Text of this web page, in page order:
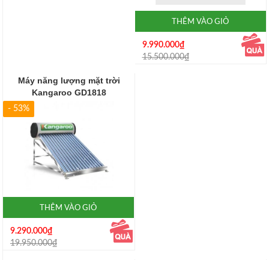
THÊM VÀO GIỎ
9.990.000₫
15.500.000₫
Máy năng lượng mặt trời
Kangaroo GD1818
- 53%
THÊM VÀO GIỎ
9.290.000₫
19.950.000₫